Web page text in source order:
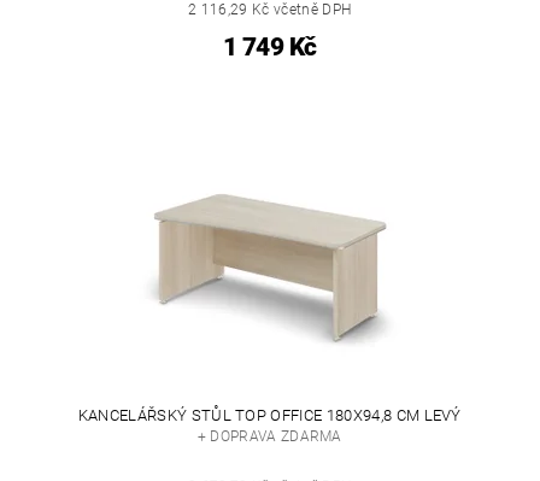
2 116,29 Kč včetně DPH
1 749 Kč
KANCELÁŘSKÝ STŮL TOP OFFICE 180X94,8 CM LEVÝ
+ DOPRAVA ZDARMA